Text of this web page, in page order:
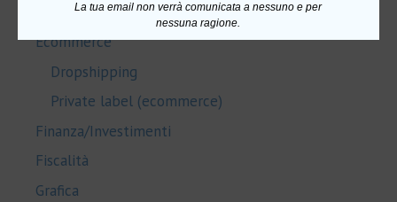
Salute e Benessere
Ecommerce
Dropshipping
Private label (ecommerce)
Finanza/Investimenti
Fiscalità
Grafica
La tua email non verrà comunicata a nessuno e per
nessuna ragione.